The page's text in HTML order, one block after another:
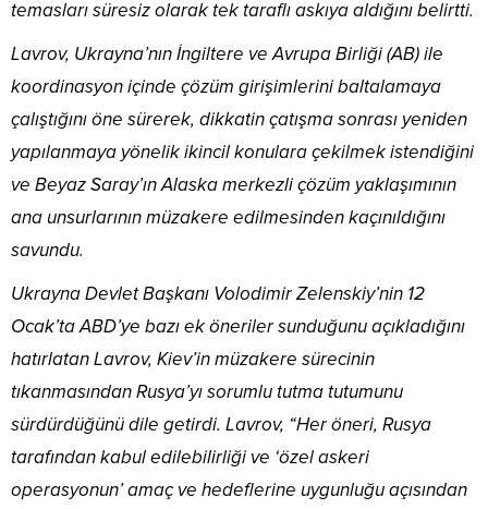
temasları süresiz olarak tek taraflı askıya aldığını belirtti.
Lavrov, Ukrayna’nın İngiltere ve Avrupa Birliği (AB) ile
koordinasyon içinde çözüm girişimlerini baltalamaya
çalıştığını öne sürerek, dikkatin çatışma sonrası yeniden
yapılanmaya yönelik ikincil konulara çekilmek istendiğini
ve Beyaz Saray’ın Alaska merkezli çözüm yaklaşımının
ana unsurlarının müzakere edilmesinden kaçınıldığını
savundu.
Ukrayna Devlet Başkanı Volodimir Zelenskiy’nin 12
Ocak’ta ABD’ye bazı ek öneriler sunduğunu açıkladığını
hatırlatan Lavrov, Kiev’in müzakere sürecinin
tıkanmasından Rusya’yı sorumlu tutma tutumunu
sürdürdüğünü dile getirdi. Lavrov, “Her öneri, Rusya
tarafından kabul edilebilirliği ve ‘özel askeri
operasyonun’ amaç ve hedeflerine uygunluğu açısından